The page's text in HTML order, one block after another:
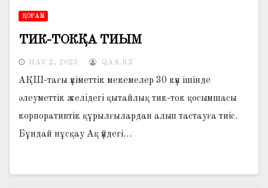
ҚОҒАМ
ТИК-ТОКҚА ТИЫМ
НАУ 2, 2023 QAA.KZ
АҚШ-тағы үкіметтік мекемелер 30 күн ішінде
әлеуметтік желідегі қытайлық тик-ток қосымшасы
корпоративтік құрылғылардан алып тастауға тиіс.
Бұндай нұсқау Ақ үйдегі…